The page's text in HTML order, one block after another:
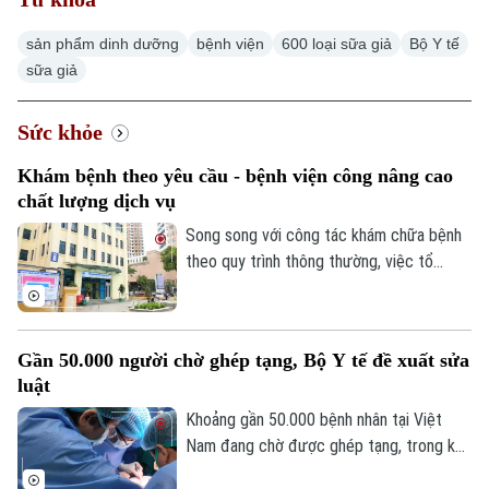
Chuyên mục
Thời sự
Hà Nội
Chính trị
An ninh trật tự
Công nghệ
Hà Nội
Nhịp sống Hà Nội
Người Hà Nội
Khoảnh khắc Hà Nội
Ẩm thực
Thế giới
Tin tức
Quân sự
Hồ sơ
Kinh tế
Tin tức
Cafe sáng
Nhà đất
sản phẩm dinh dưỡng bệnh viện 600 loại sữa giả
Bộ Y tế
sữa giả
Sức khỏe
Khám bệnh theo yêu cầu - bệnh viện công nâng cao
chất lượng dịch vụ
Song song với công tác khám chữa bệnh
theo quy trình thông thường, việc tổ
vụ khám bệnh tại bệnh viện công với thời
Gần 50.000 người chờ ghép tạng, Bộ Y tế đề xuất sửa
luật
Khoảng gần 50.000 bệnh nhân tại Việt
Nam đang chờ được ghép tạng, trong khi